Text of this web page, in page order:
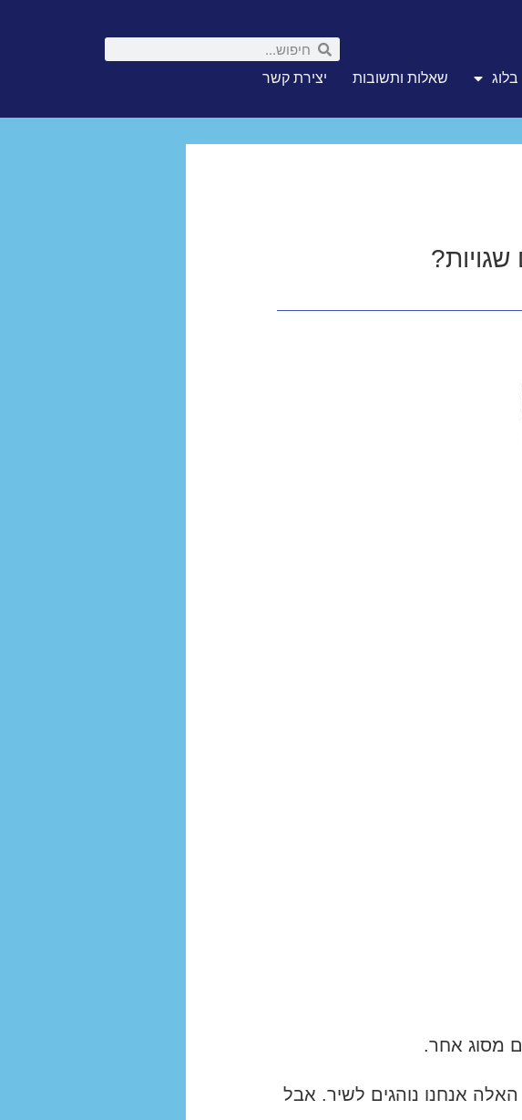
בלוג שאלות ותשובות יצירת קשר
מסוג אחר.
אנחנו נוהגים לשיר. אבל